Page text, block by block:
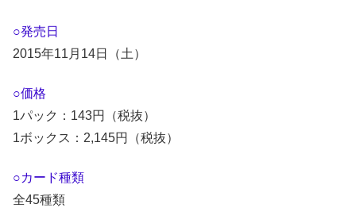
○発売日
2015年11月14日（土）
○価格
1パック：143円（税抜）
1ボックス：2,145円（税抜）
○カード種類
全45種類